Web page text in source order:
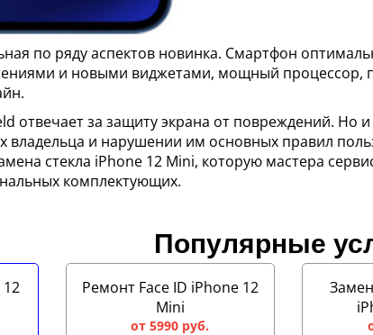
по ряду аспектов новинка. Смартфон
и новыми виджетами, мощный процессор,
отвечает за защиту экрана от повреждений. Но
владельца и нарушении им основных правил
стекла iPhone 12 Mini, которую мастера
комплектующих.
Популярные
Ремонт Face ID iPhone 12
Mini
от 5990 руб.